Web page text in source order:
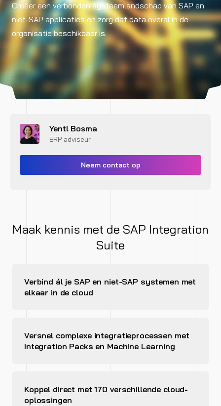
Creëer een verbonden systeemlandschap van SAP en
niet-SAP applicaties en zorg dat data overal in de
organisatie beschikbaar is.
Yentl Bosma
ERP adviseur
Neem contact op
Maak kennis met de SAP Integration
Suite
Verbind ál je SAP en niet-SAP systemen met
elkaar in de cloud
Versnel complexe integratieprocessen met
Integration Packs en Machine Learning
Koppel direct met 170 verschillende cloud-
oplossingen